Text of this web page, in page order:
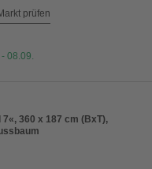
prüfen
08.09.
360 x 187 cm (BxT),